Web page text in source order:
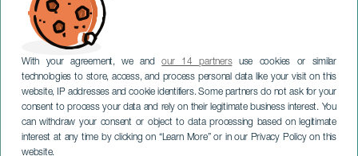
With your agreement, we andour 14 partnersuse cookies or similar
technologies to store, access, and process personal data like your visit on this
website, IP addresses and cookie identifiers. Some partners do not ask for your
consent to process your data and rely on their legitimate business interest. You
can withdraw your consent or object to data processing based on legitimate
interest at any time by clicking on “Learn More” or in our Privacy Policy on this
website.
TENERIFE